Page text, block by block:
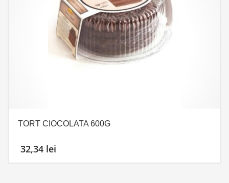
TORT CIOCOLATA 600G
32,34 lei